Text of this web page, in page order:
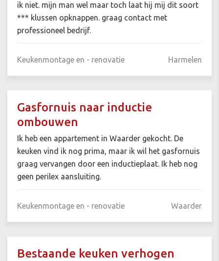
ik niet. mijn man wel maar toch laat hij mij dit soort
*** klussen opknappen. graag contact met
professioneel bedrijf.
Keukenmontage en - renovatie Harmelen
Gasfornuis naar inductie
ombouwen
Ik heb een appartement in Waarder gekocht. De
keuken vind ik nog prima, maar ik wil het gasfornuis
graag vervangen door een inductieplaat. Ik heb nog
geen perilex aansluiting.
Keukenmontage en - renovatie Waarder
Bestaande keuken verhogen